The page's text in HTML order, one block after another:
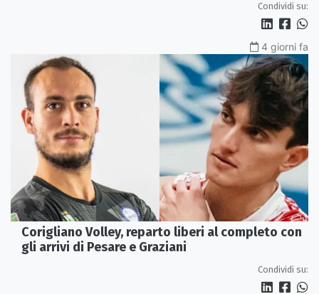
Condividi su:
4 giorni fa
Corigliano Volley, reparto liberi al completo con
gli arrivi di Pesare e Graziani
Condividi su: